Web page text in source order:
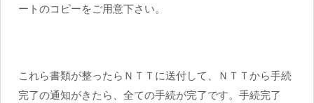
ートのコピーをご用意下さい。
これら書類が整ったらＮＴＴに送付して、ＮＴＴから手続
完了の通知がきたら、全ての手続が完了です。手続完了